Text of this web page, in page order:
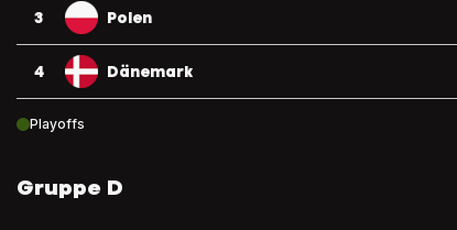
3 Polen
4 Dänemark
Playoffs
Gruppe D